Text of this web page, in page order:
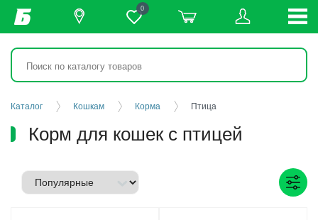
0
Каталог Кошкам Корма Птица
Корм для кошек с птицей